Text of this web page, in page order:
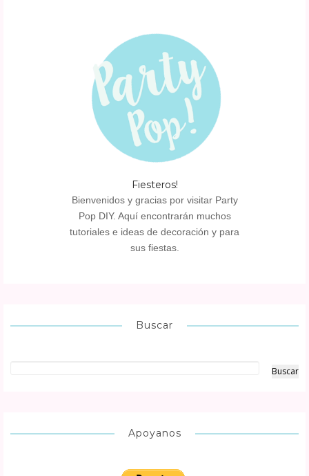
Fiesteros!
Bienvenidos y gracias por visitar Party
Pop DIY. Aquí encontrarán muchos
tutoriales e ideas de decoración y para
sus fiestas.
Buscar
Apoyanos